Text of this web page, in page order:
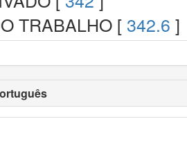
TRABALHO [ 342.6 ]